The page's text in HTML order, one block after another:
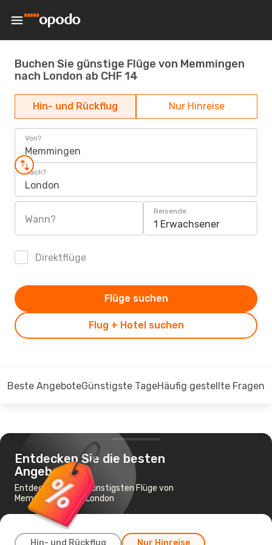
Buchen Sie günstige Flüge von Memmingen
nach London ab CHF 14
Hin- und Rückflug Nur Hinreise
Von?
Memmingen
Nach?
London
Wann?
Reisende
1 Erwachsener
Direktflüge
Flug + Hotel suchen
Flüge suchen
Beste AngeboteGünstigste TageHäufig gestellte Fragen
Entdecken Sie die besten
Angebote
Entdecken Sie die günstigsten Flüge von
Memmingen nach London
Hin- und Rückflug Nur Hinreise